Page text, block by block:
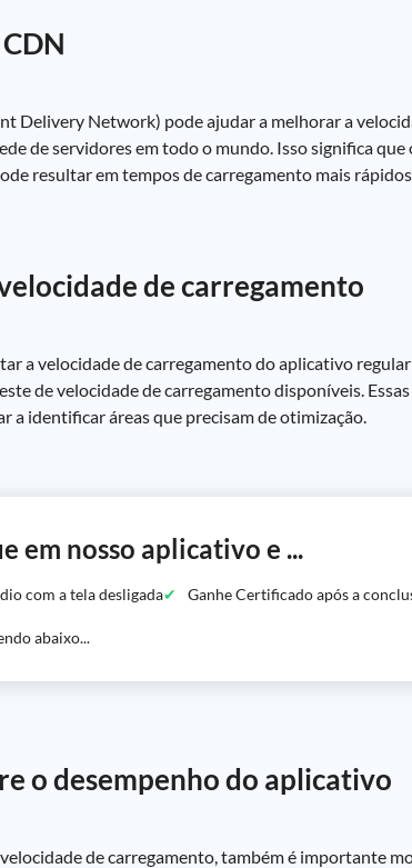
Delivery Network) pode ajudar a melhorar a
de servidores em todo o mundo. Isso significa
resultar em tempos de carregamento mais
de carregamento
a velocidade de carregamento do aplicativo
de velocidade de carregamento disponíveis.
a identificar áreas que precisam de otimização.
em nosso aplicativo e ...
com a tela desligada Ganhe Certificado após a
abaixo...
o desempenho do aplicativo
de carregamento, também é importante